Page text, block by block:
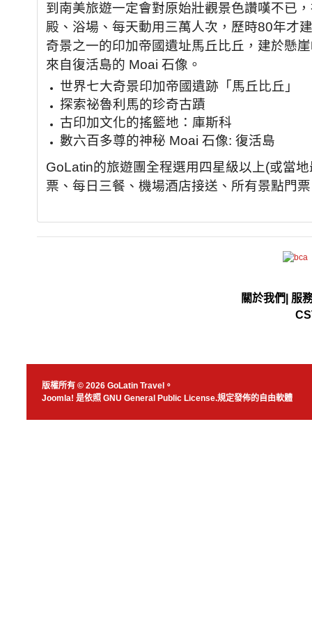
到南美旅遊一定會對原始壯觀景色讚嘆不已
殿、浴場、每天動用三萬人次，歷時80年才
奇景之一的印加帝國遺址馬丘比丘，建於懸
來自復活島的 Moai 石像。
世界七大奇景印加帝國遺跡「馬丘比丘」
探索祕魯利馬的珍奇古蹟
古印加文化的搖籃地：庫斯科
數六百多尊的神秘 Moai 石像: 復活島
GoLatin的旅遊團全程選用四星級以上(或當
票、每日三餐、機場酒店接送、所有景點門
關於我們
服
版權所有 © 2026 GoLatin Travel。
Joomla! 是依照 GNU General Public License.規定發佈的自由軟體